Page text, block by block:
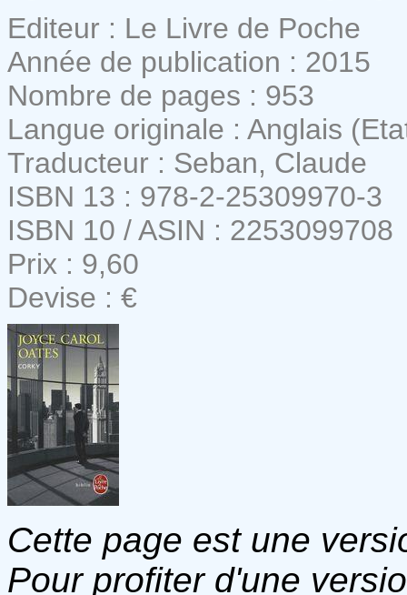
Editeur : Le Livre de Poche
Année de publication : 2015
Nombre de pages : 953
Langue originale : Anglais
Traducteur : Seban, Claude
ISBN 13 : 978-2-25309970-3
ISBN 10 / ASIN : 2253099708
Prix : 9,60
Devise : €
Cette page est une
Pour profiter d'une